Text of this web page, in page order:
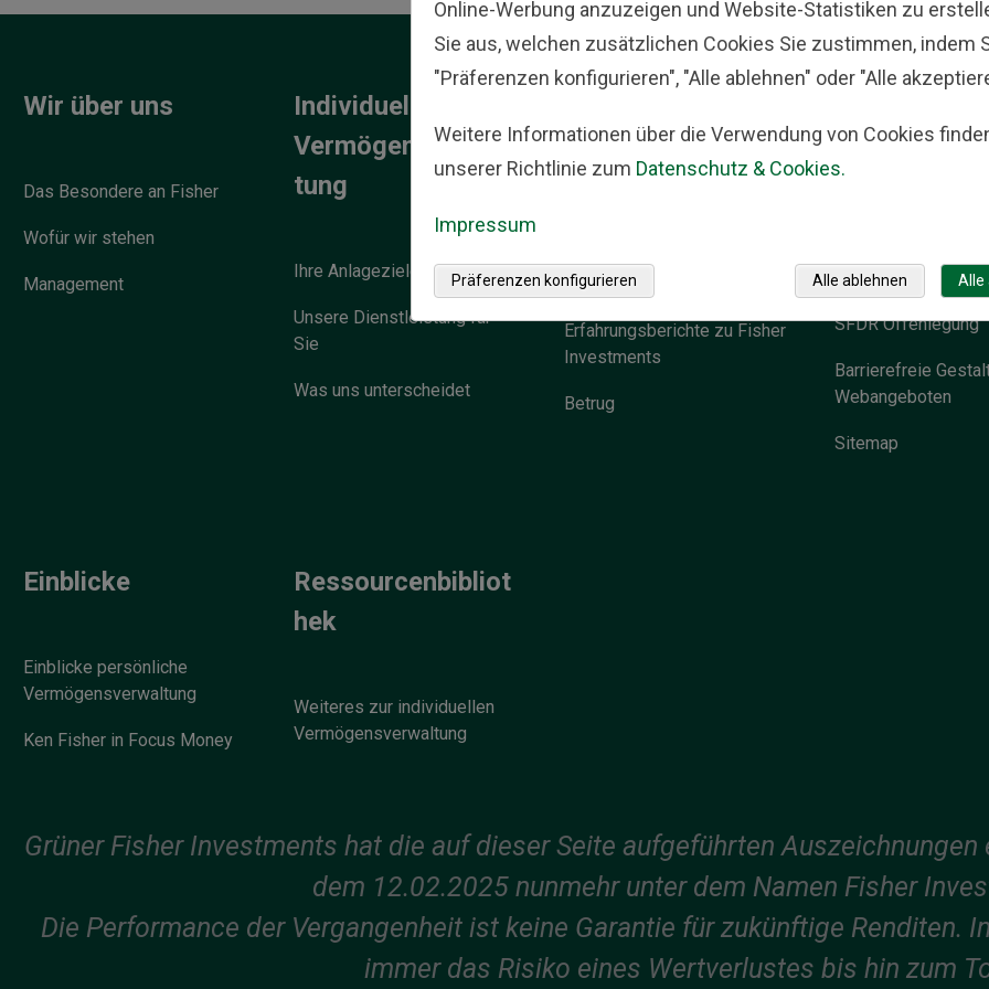
Wir über uns
Das Besondere an Fisher
Wofür wir stehen
Management
Individuelle
Vermögensverwal
tung
Ihre Anlageziele
Unsere Dienstleistung für
Sie
Was uns unterscheidet
Presseanfragen
Erfahrungsberichte zu Fisher
Investments
Betrug
Hinweise
Datenschutz und
SFDR Offenlegung
Barrierefreie
Webangeboten
Sitemap
Einblicke
Einblicke persönliche
Vermögensverwaltung
Ken Fisher in Focus Money
Ressourcenbibliot
hek
Weiteres zur individuellen
Vermögensverwaltung
Grüner Fisher Investments hat die auf dieser Seite aufgeführten
dem 12.02.2025 nunmehr unter dem Namen Fisher
Die Performance der Vergangenheit ist keine Garantie für zukünftige Renditen.
immer das Risiko eines Wertverlustes bis hin zum
Online-Werbung anzuzeigen und Website-Statistiken zu
Sie aus, welchen zusätzlichen Cookies Sie zustimmen, indem
"Präferenzen konfigurieren", "Alle ablehnen" oder "Alle
Weitere Informationen über die Verwendung von Cookies
unserer Richtlinie zum Datenschutz & Cookies.
Impressum
Alle
Alle ablehnen
Präferenzen konfigurieren